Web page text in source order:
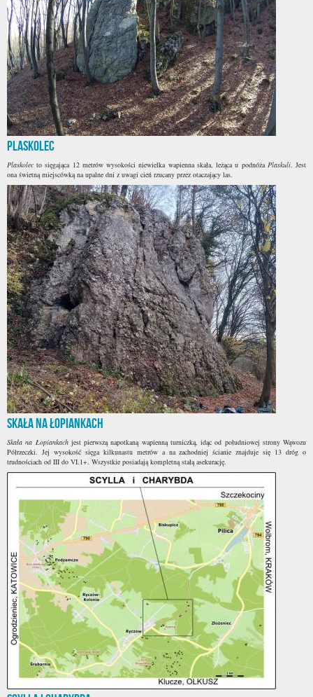
Plaskolec
Plaskolecto sięgająca 12 metrów wysokości niewielka wapienna skała, leżąca u podnóża Plaskuli. Jest
ona świetną miejscówką na upalne dni z uwagi cień rzucany przez otaczający las.
Skała na Łopiankach
Skała na Łopiankachjest pierwszą napotkaną wapienną turniczką, idąc od południowej strony Wąwozu
Półrzeczki. Jej wysokość sięga kilkunastu metrów a na zachodniej ścianie znajduje się 13 dróg o
trudnościach od III do VI.1+. Wszystkie posiadają kompletną stałą asekurację.